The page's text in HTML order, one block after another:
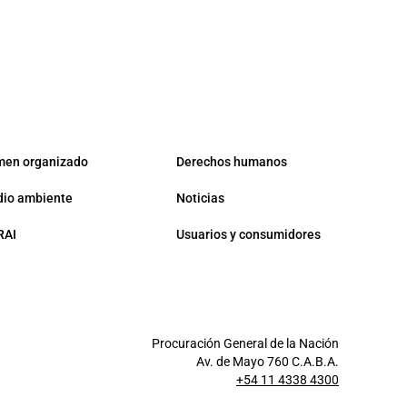
organizado Derechos humanos
ambiente Noticias
Usuarios y consumidores
Procuración General de la Nación
Av. de Mayo 760 C.A.B.A.
+54 11 4338 4300